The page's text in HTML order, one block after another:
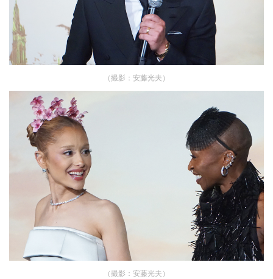
（撮影：安藤光夫）
（撮影：安藤光夫）